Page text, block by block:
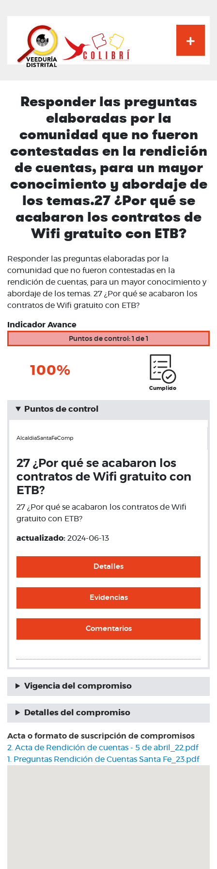
principal
Responder las preguntas
elaboradas por la
comunidad que no fueron
contestadas en la rendición
de cuentas, para un mayor
conocimiento y abordaje de
los temas.27 ¿Por qué se
acabaron los contratos de
Wifi gratuito con ETB?
Responder las preguntas elaboradas por la
comunidad que no fueron contestadas en la
rendición de cuentas, para un mayor conocimiento y
abordaje de los temas. 27 ¿Por qué se acabaron los
contratos de Wifi gratuito con ETB?
Indicador Avance
Puntos de control: 1 de 1
100%
Cumplido
Puntos de control
AlcaldiaSantaFeComp
27 ¿Por qué se acabaron los
contratos de Wifi gratuito con
ETB?
27 ¿Por qué se acabaron los contratos de Wifi
gratuito con ETB?
actualizado: 2024-06-13
Detalles
Evidencias
Comentarios
Vigencia del compromiso
Detalles del compromiso
Acta o formato de suscripción de compromisos
2. Acta de Rendición de cuentas - 5 de abril_22.pdf
1. Preguntas Rendición de Cuentas Santa Fe_23.pdf